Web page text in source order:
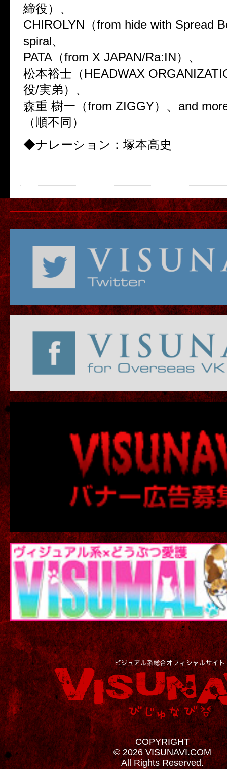
締役）、
CHIROLYN（from hide with Spread
spiral、
PATA（from X JAPAN/Ra:IN）、
松本裕士（HEADWAX
役/実弟）、
森重 樹一（from ZIGGY）、and
（順不同）
◆ナレーション：塚本高史
COPYRIGHT
© 2026 VISUNAVI.COM
All Rights Reserved.